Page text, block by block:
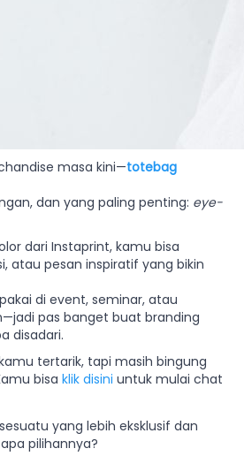
masa kini—totebag
dan yang paling penting: eye-
dari Instaprint, kamu bisa
atau pesan inspiratif yang bikin
di event, seminar, atau
pas banget buat branding
disadari.
tertarik, tapi masih bingung
bisa klik disini untuk mulai chat
yang lebih eksklusif dan
pilihannya?